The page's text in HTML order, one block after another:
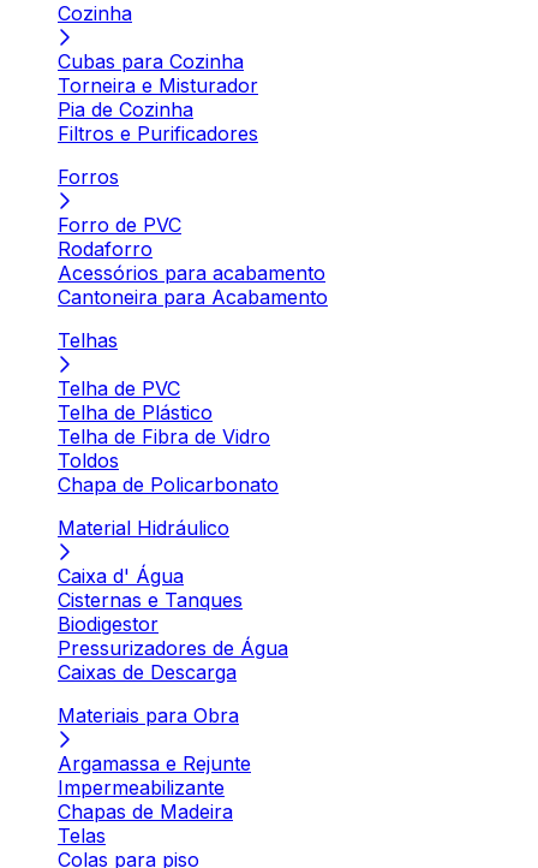
Cozinha
Cubas para Cozinha
Torneira e Misturador
Pia de Cozinha
Filtros e Purificadores
Forros
Forro de PVC
Rodaforro
Acessórios para acabamento
Cantoneira para Acabamento
Telhas
Telha de PVC
Telha de Plástico
Telha de Fibra de Vidro
Toldos
Chapa de Policarbonato
Material Hidráulico
Caixa d' Água
Cisternas e Tanques
Biodigestor
Pressurizadores de Água
Caixas de Descarga
Materiais para Obra
Argamassa e Rejunte
Impermeabilizante
Chapas de Madeira
Telas
Colas para piso